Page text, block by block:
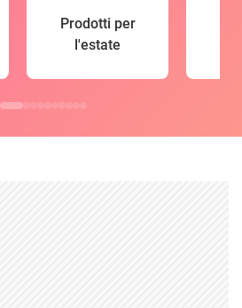
Prodotti per
l'estate